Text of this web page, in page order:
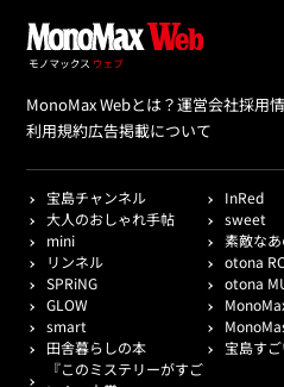
MonoMax Webとは？運営会社採用
利用規約広告掲載について
宝島チャンネル
InRed
大人のおしゃれ手帖
sweet
mini
素敵なあ
リンネル
otona
SPRiNG
otona
GLOW
smart
田舎暮らしの本
宝島す
『このミステリーがすご